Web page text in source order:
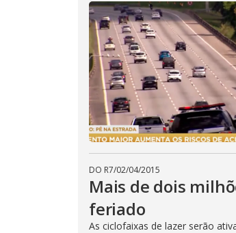
DO R7/02/04/2015
Mais de dois
feriado
As ciclofaixas de lazer serão